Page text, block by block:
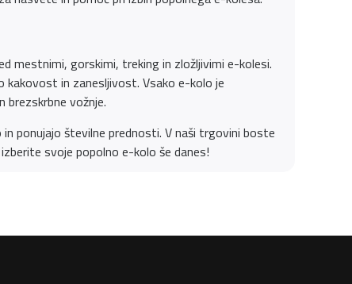
mestnimi, gorskimi, treking in zložljivimi e-kolesi.
kakovost in zanesljivost. Vsako e-kolo je
vožnje.
ponujajo številne prednosti. V naši trgovini boste
svoje popolno e-kolo še danes!